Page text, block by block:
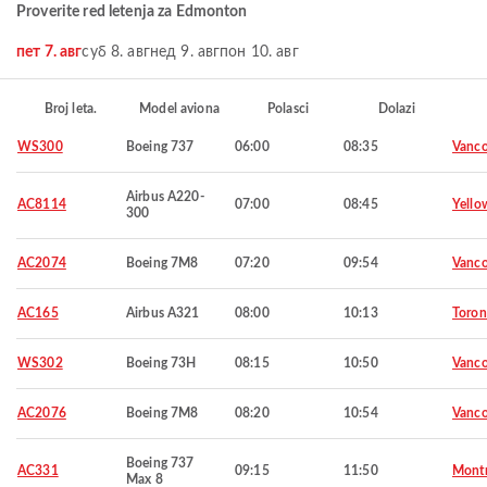
Proverite red letenja za Edmonton
пет 7. авгсуб 8. авгнед 9. авгпон 10. авг
Broj leta. Model aviona Polasci Dolazi
WS300 Boeing 737 06:00 08:35
AC8114
Airbus A220-
300
07:00 08:45
AC2074 Boeing 7M8 07:20 09:54
AC165 Airbus A321 08:00 10:13
WS302 Boeing 73H 08:15 10:50
AC2076 Boeing 7M8 08:20 10:54
AC331
Boeing 737
Max 8
09:15 11:50